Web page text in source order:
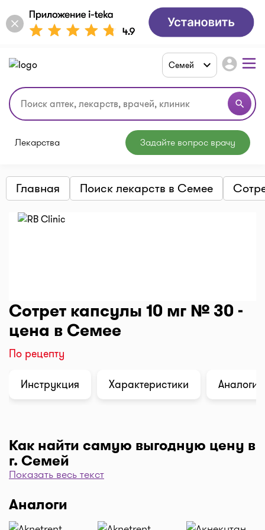
search
Семей account_circle
Лекарства Задайте вопрос врачу
Главная Поиск лекарств в Семее
Сотрет капсулы 10 мг № 30 -
цена в Семее
По рецепту
Инструкция
Характеристики Аналоги
Как найти самую выгодную цену в
г. Семей
Чтобы отфильтровать аптеки по цене, нажмите
"Фильтр", далее "По цене, от 1..." и кнопку
"Выбрать". Самая низкая цена в аптеке перед
Показать весь текст
Аналоги